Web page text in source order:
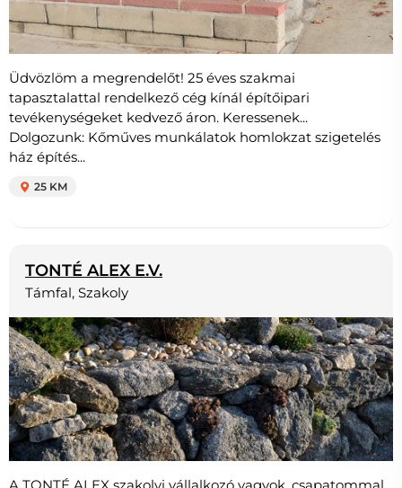
Üdvözlöm a megrendelőt! 25 éves szakmai
tapasztalattal rendelkező cég kínál építőipari
tevékenységeket kedvező áron. Keressenek...
Dolgozunk: Kőműves munkálatok homlokzat szigetelés
ház építés...
25 KM
TONTÉ ALEX E.V.
Támfal, Szakoly